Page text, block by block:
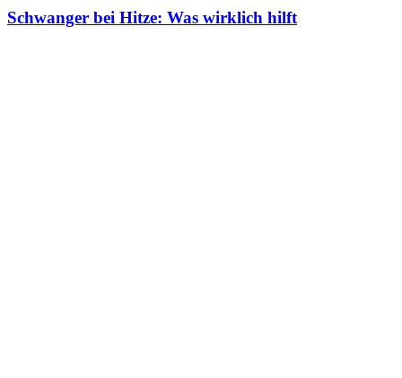
Schwanger bei Hitze: Was wirklich hilft